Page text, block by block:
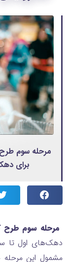
مرحله سوم طرح
برای
مرحله سوم طرح